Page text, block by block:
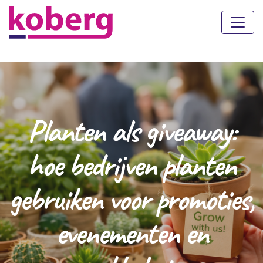
Planten als giveaway:
hoe bedrijven planten
gebruiken voor promoties,
evenementen en